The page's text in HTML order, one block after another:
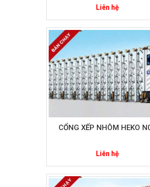
Liên hệ
CỔNG XẾP NHÔM HEKO
Liên hệ